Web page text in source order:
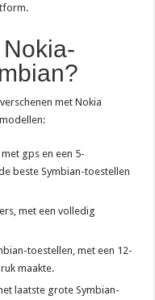
met Nokia
gps en een 5-
beste Symbian-toestellen
met een volledig
toestellen, met een 12-
maakte.
laatste grote Symbian-